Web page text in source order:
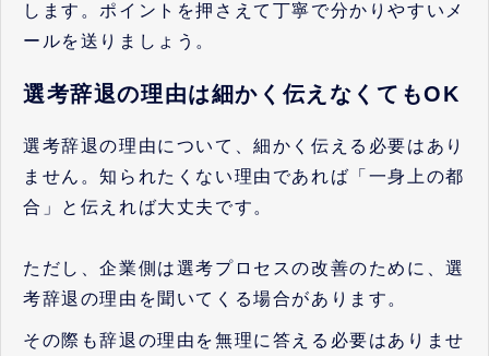
します。ポイントを押さえて丁寧で分かりやすいメ
ールを送りましょう。
選考辞退の理由は細かく伝えなくてもOK
選考辞退の理由について、細かく伝える必要はあり
ません。知られたくない理由であれば「一身上の都
合」と伝えれば大丈夫です。
ただし、企業側は選考プロセスの改善のために、選
考辞退の理由を聞いてくる場合があります。
その際も辞退の理由を無理に答える必要はありませ